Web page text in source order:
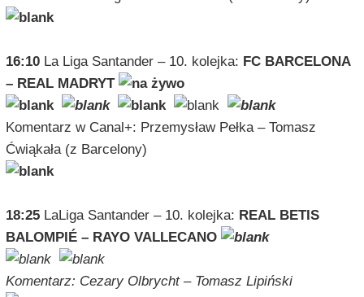
16:10La Liga Santander – 10. kolejka: FC BARCELONA
– REAL MADRYT
Komentarz w Canal+: Przemysław Pełka – Tomasz
Ćwiąkała (z Barcelony)
18:25 LaLiga Santander – 10. kolejka: REAL BETIS
BALOMPIÉ – RAYO VALLECANO
Komentarz: Cezary Olbrycht – Tomasz Lipiński